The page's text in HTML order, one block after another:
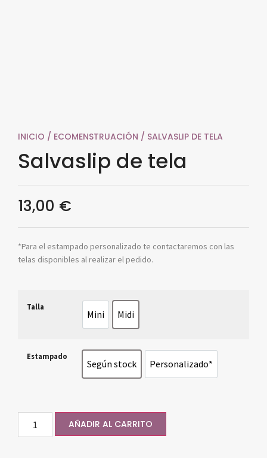
INICIO / ECOMENSTRUACIÓN / SALVASLIP DE TELA
Salvaslip de tela
13,00 €
*Para el estampado personalizado te contactaremos con las
telas disponibles al realizar el pedido.
Talla
Mini Midi
Estampado
Según stock Personalizado*
AÑADIR AL CARRITO